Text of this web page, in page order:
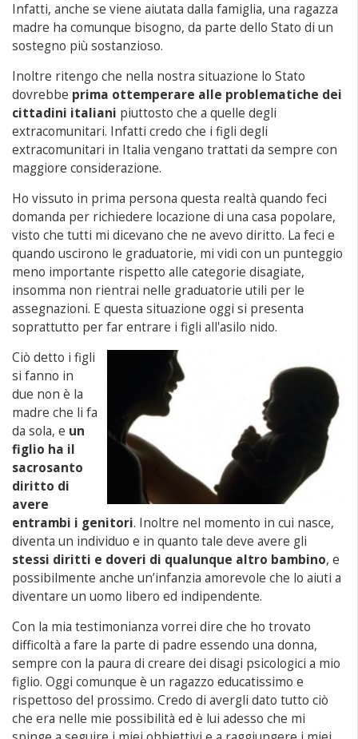
Infatti, anche se viene aiutata dalla famiglia, una ragazza
madre ha comunque bisogno, da parte dello Stato di un
sostegno più sostanzioso.
Inoltre ritengo che nella nostra situazione lo Stato
dovrebbe prima ottemperare alle problematiche dei
cittadini italiani piuttosto che a quelle degli
extracomunitari. Infatti credo che i figli degli
extracomunitari in Italia vengano trattati da sempre con
maggiore considerazione.
Ho vissuto in prima persona questa realtà quando feci
domanda per richiedere locazione di una casa popolare,
visto che tutti mi dicevano che ne avevo diritto. La feci e
quando uscirono le graduatorie, mi vidi con un punteggio
meno importante rispetto alle categorie disagiate,
insomma non rientrai nelle graduatorie utili per le
assegnazioni. E questa situazione oggi si presenta
soprattutto per far entrare i figli all'asilo nido.
Ciò detto i figli
si fanno in
due non è la
madre che li fa
da sola, e un
figlio ha il
sacrosanto
diritto di
avere
entrambi i genitori. Inoltre nel momento in cui nasce,
diventa un individuo e in quanto tale deve avere gli
stessi diritti e doveri di qualunque altro bambino, e
possibilmente anche un’infanzia amorevole che lo aiuti a
diventare un uomo libero ed indipendente.
Con la mia testimonianza vorrei dire che ho trovato
difficoltà a fare la parte di padre essendo una donna,
sempre con la paura di creare dei disagi psicologici a mio
figlio. Oggi comunque è un ragazzo educatissimo e
rispettoso del prossimo. Credo di avergli dato tutto ciò
che era nelle mie possibilità ed è lui adesso che mi